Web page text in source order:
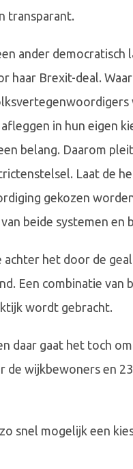
transparant.
ander
haar Brexit-deal.
in hun eigen
belang. Daarom
Laat de
gekozen
beide systemen en
achter het door de
Een combinatie van
wordt gebracht.
daar gaat het toch
de wijkbewoners en
snel mogelijk een